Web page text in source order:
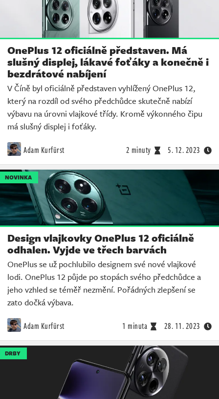
OnePlus 12 oficiálně představen. Má
slušný displej, lákavé foťáky a konečně i
bezdrátové nabíjení
V Číně byl oficiálně představen vyhlížený OnePlus 12,
který na rozdíl od svého předchůdce skutečně nabízí
výbavu na úrovni vlajkové třídy. Kromě výkonného čipu
má slušný displej i foťáky.
Adam Kurfürst 2 minuty 5. 12. 2023
NOVINKA
Design vlajkovky OnePlus 12 oficiálně
odhalen. Vyjde ve třech barvách
OnePlus se už pochlubilo designem své nové vlajkové
lodi. OnePlus 12 půjde po stopách svého předchůdce a
jeho vzhled se téměř nezmění. Pořádných zlepšení se
zato dočká výbava.
Adam Kurfürst 1 minuta 28. 11. 2023
DRBY